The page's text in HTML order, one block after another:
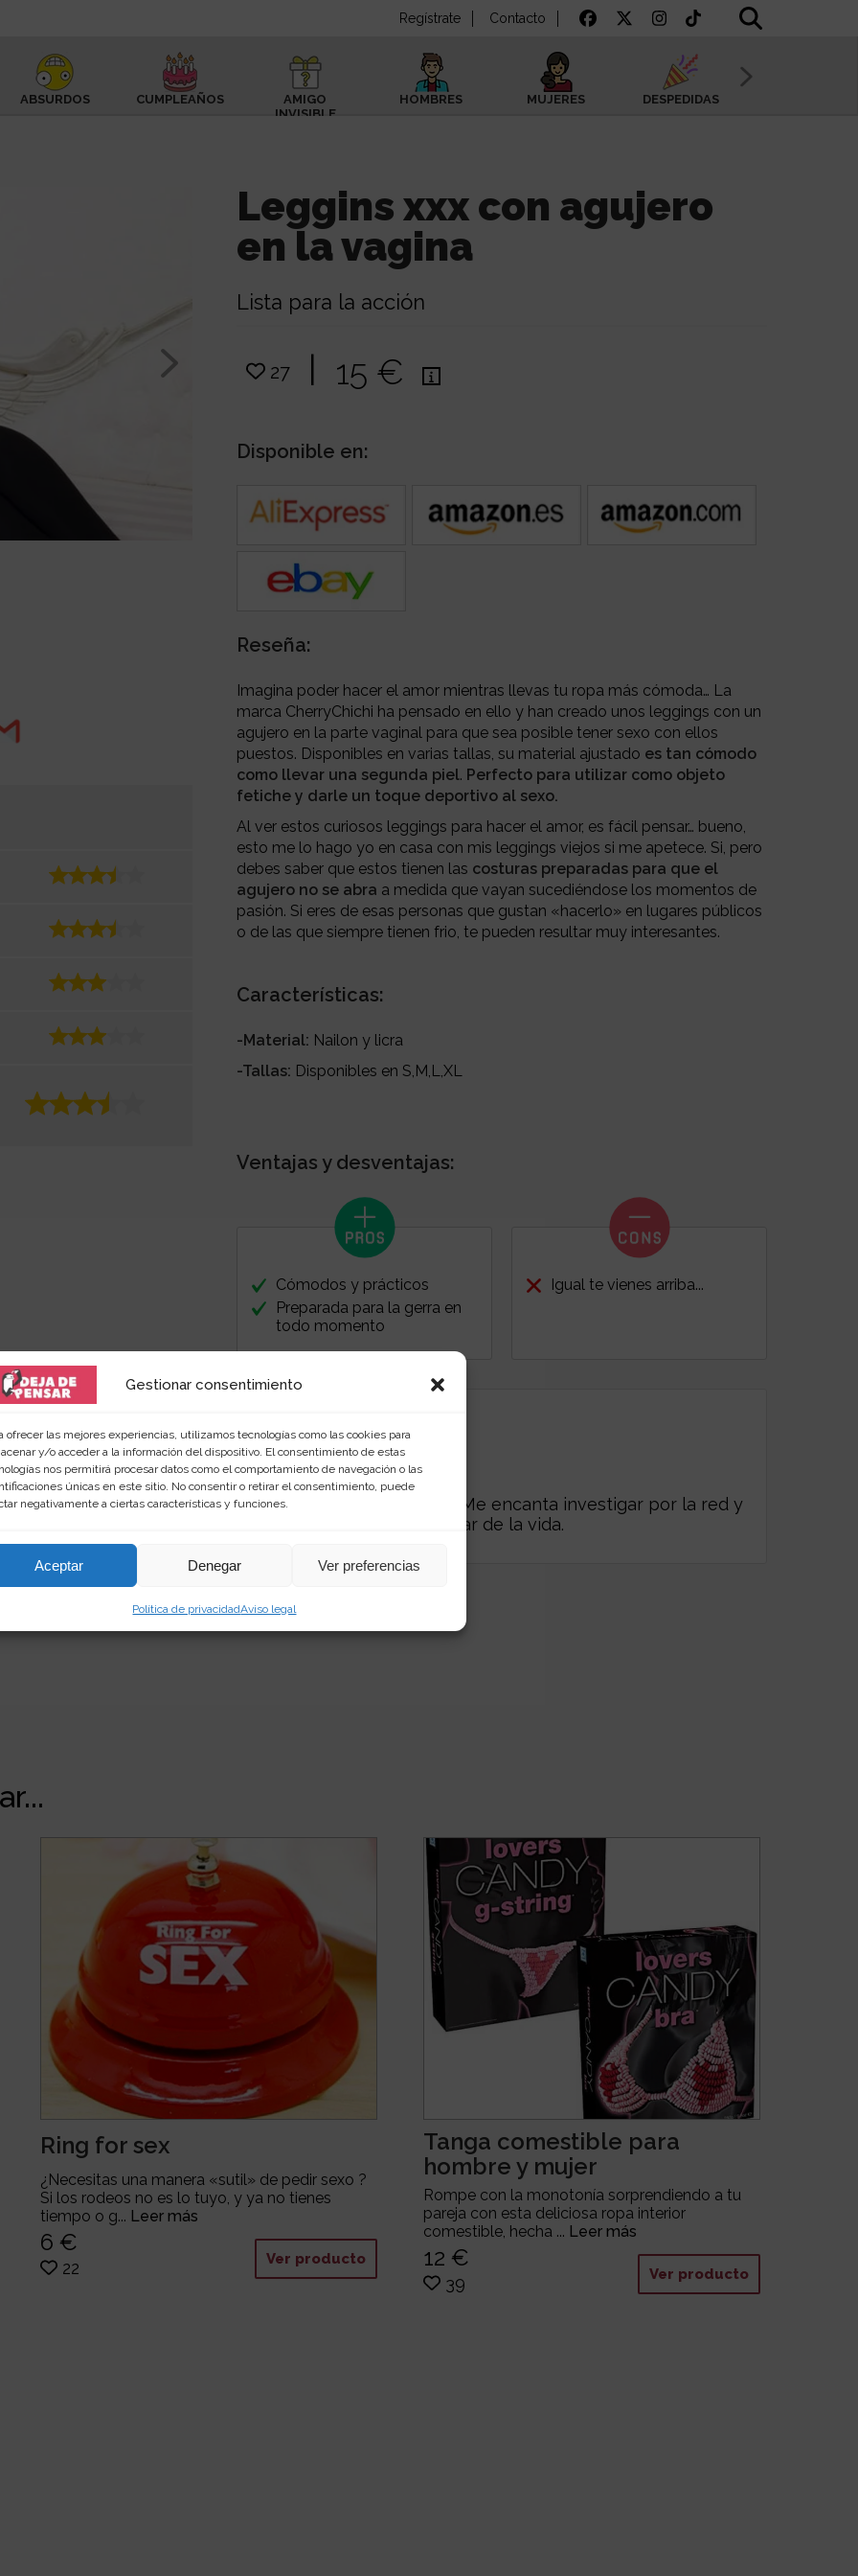
Gestionar consentimiento
ofrecer las mejores experiencias, utilizamos tecnologías como las cookies para
y/o acceder a la información del dispositivo. El consentimiento de estas
nos permitirá procesar datos como el comportamiento de navegación o las
únicas en este sitio. No consentir o retirar el consentimiento, puede
negativamente a ciertas características y funciones.
Aceptar Denegar Ver preferencias
Política de privacidadAviso legal
Regístrate Contacto
ABSURDOS CUMPLEAÑOS
AMIGO
INVISIBLE
HOMBRES MUJERES DESPEDIDAS
Leggins xxx con agujero
en la vagina
Lista para la acción
27 | 15 €
Disponible en:
Reseña:
Imagina poder hacer el amor mientras llevas tu ropa más cómoda… La
marca CherryChichi ha pensado en ello y han creado unos leggings con un
agujero en la parte vaginal para que sea posible tener sexo con ellos
puestos. Disponibles en varias tallas, su material ajustado es tan cómodo
como llevar una segunda piel. Perfecto para utilizar como objeto
fetiche y darle un toque deportivo al sexo.
Al ver estos curiosos leggings para hacer el amor, es fácil pensar… bueno,
esto me lo hago yo en casa con mis leggings viejos si me apetece. Si, pero
debes saber que estos tienen las costuras preparadas para que el
agujero no se abra a medida que vayan sucediéndose los momentos de
pasión. Si eres de esas personas que gustan «hacerlo» en lugares públicos
o de las que siempre tienen frio, te pueden resultar muy interesantes.
Características:
-Material: Nailon y licra
-Tallas: Disponibles en S,M,L,XL
Ventajas y desventajas:
Cómodos y prácticos
Preparada para la gerra en
todo momento
Igual te vienes arriba...
amante de las palabras y de los productos singulares. Me encanta investigar por la red y
en
. Me gusta el mar y disfrutar de la vida.
Ring for sex
¿Necesitas una manera «sutil» de pedir sexo ?
Si los rodeos no es lo tuyo, y ya no tienes
tiempo o g... Leer más
6 €
22 Ver producto
Tanga comestible para
hombre y mujer
Rompe con la monotonía sorprendiendo a tu
pareja con esta deliciosa ropa interior
comestible, hecha ... Leer más
12 €
39 Ver producto